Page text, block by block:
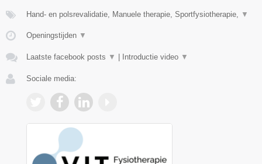
Hand- en polsrevalidatie, Manuele therapie, Sportfysiotherapie, ▼
Openingstijden ▼
Laatste facebook posts ▼ Introductie video ▼
Sociale media: